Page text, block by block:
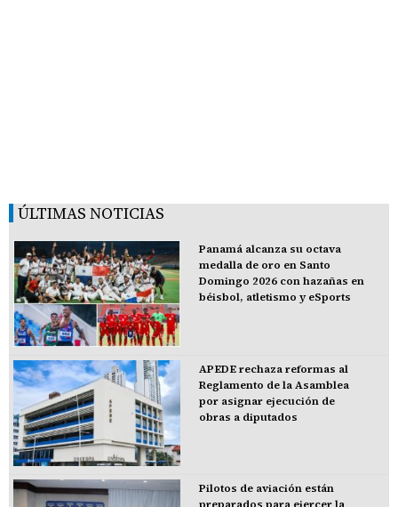
ÚLTIMAS NOTICIAS
Panamá alcanza su octava
medalla de oro en Santo
Domingo 2026 con hazañas en
béisbol, atletismo y eSports
APEDE rechaza reformas al
Reglamento de la Asamblea
por asignar ejecución de
obras a diputados
Pilotos de aviación están